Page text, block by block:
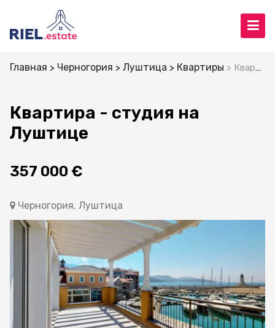
Главная Черногория Луштица Квартиры Квартира - студия на Луштице
Квартира - студия на
Луштице
357 000 €
Черногория, Луштица